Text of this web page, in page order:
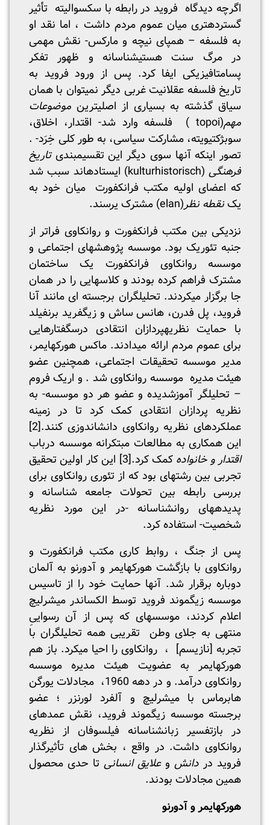
اگرچه دیدگاه فروید در رابطه با سکسوالیته تأثیر
گسترده­تری میان عموم مردم داشت ، اما نقد او
به فلسفه – هم­پای نیچه و مارکس- نقش مهمی
در مرگ سنت هستی­شناسانه و ظهور تفکر
پسامتافیزیکی ایفا کرد. پس از ورود فروید به
تاریخ فلسفه عقلانیت غربی دیگر نمی­توان با همان
سیاق گذشته به بسیاری از اصلی­ترین موضوعات
مهم
(topoi ) فلسفه وارد شد- اقتدار، اخلاق،
سوبژکتیویته، مشارکت سیاسی، به طور کلی خِرَد- .
تصور اینکه آنها سوی دیگر این تقسیم­بندیتاریخ
فرهنگی
(kulturhistorisch) ایستاده­اند سبب شد
که اعضای اولیه مکتب فرانکفورت میان خود به
یک نقطه­ نظر(elan) مشترک یرسند.
نزدیکی بین مکتب فرانکفورت و روانکاوی فراتر از
جنبه تئوریک بود. موسسه پژوهش­های اجتماعی و
موسسه روانکاوی فرانکفورت یک ساختمان
مشترک فراهم کرده ­بودند و کلاس­هایی را در همان
جا برگزار می­کردند. تحلیلگران برجسته ای مانند آنا
فروید، پل فدرن، هانس ساش و زیگفرید برنفیلد
با حمایت نظریه­پردازان انتقادی درسگفتارهایی
برای عموم مردم ارائه می­دادند. ماکس هورکهایمر،
مدیر موسسه تحقیقات اجتماعی، همچنین عضو
هیئت مدیره موسسه روانکاوی شد . و اریک فروم
– تحلیلگر آموزش­دیده و عضو هر دو موسسه- به
نظریه پردازان انتقادی کمک کرد تا در زمینه
عملکردهای نظریه روانکاوی دانش­اندوزی کنند.[2]
این همکاری به مطالعات مبتکرانه موسسه درباب
اقتدار و خانواده کمک کرد.[3]
این کار اولین تحقیق
تجربی بین رشته­ای بود که از تئوری روانکاوی برای
بررسی رابطه بین تحولات جامعه شناسانه و
پدیده­های روانشناسانه -در این مورد نظریه
شخصیت- استفاده کرد.
پس از جنگ ، روابط کاری مکتب فرانکفورت و
روانکاوی با بازگشت هورکهایمر و آدورنو به آلمان
دوباره برقرار شد. آنها حمایت خود را از تاسیس
موسسه زیگموند فروید توسط الکساندر میشرلیچ
اعلام کردند، موسسه­ای که پس از آن رسواییِ
منتهی به جلای وطن تقریبی همه تحلیلگران با
تجربه [نازیسم] ، روانکاوی را احیا می­کرد. باز هم
هورکهایمر به عضویت هیئت مدیره موسسه
روانکاوی درآمد. و در دهه 1960، مجادلات یورگن
هابرماس با میشرلیچ و آلفرد لورنزر ؛ عضو
برجسته موسسه زیگموند فروید، نقش عمده­ای
در بازتفسیر زبان­شناسانه فیلسوفان از نظریه
روانکاوی داشت. در واقع ، بخش های تأثیرگذار
فروید در دانش وعلایق انسانی تا حدی محصول
همین مجادلات بودند.
هورکهایمر و آدورنو